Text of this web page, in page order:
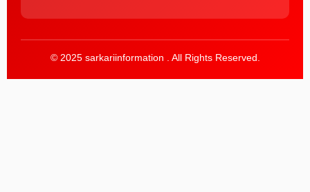
© 2025 sarkariinformation . All Rights Reserved.